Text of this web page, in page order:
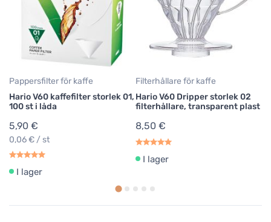
Pappersfilter för kaffe
Hario V60 kaffefilter storlek 01,
100 st i låda
5,90 €
0,06 € / st
I lager
Filterhållare för kaffe
Hario V60 Dripper storlek 02
filterhållare, transparent plast
8,50 €
I lager